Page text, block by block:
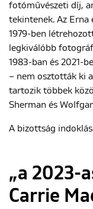
fotóművészeti díj,
tekintenek. Az Erna
1979-ben
legkiválóbb
1983-ban és 2021-
– nem osztották ki
tartozik többek
Sherman és
A bizottság
„a 2023-
Carrie